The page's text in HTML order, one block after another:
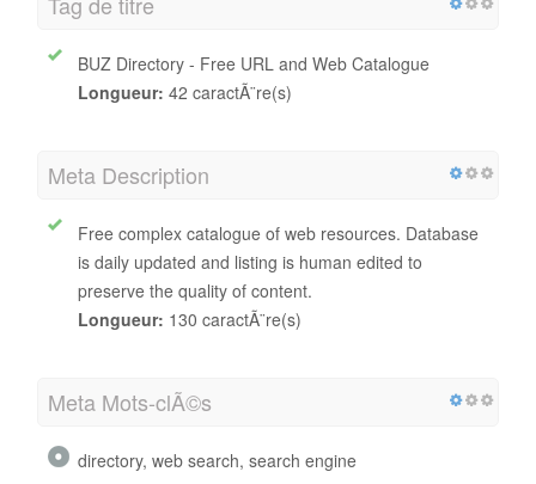
BUZ Directory - Free URL and Web Catalogue
Longueur: 42 caractÃ¨re(s)
Meta Description
Free complex catalogue of web resources. Database
is daily updated and listing is human edited to
preserve the quality of content.
Longueur: 130 caractÃ¨re(s)
Meta Mots-clÃ©s
directory, web search, search engine